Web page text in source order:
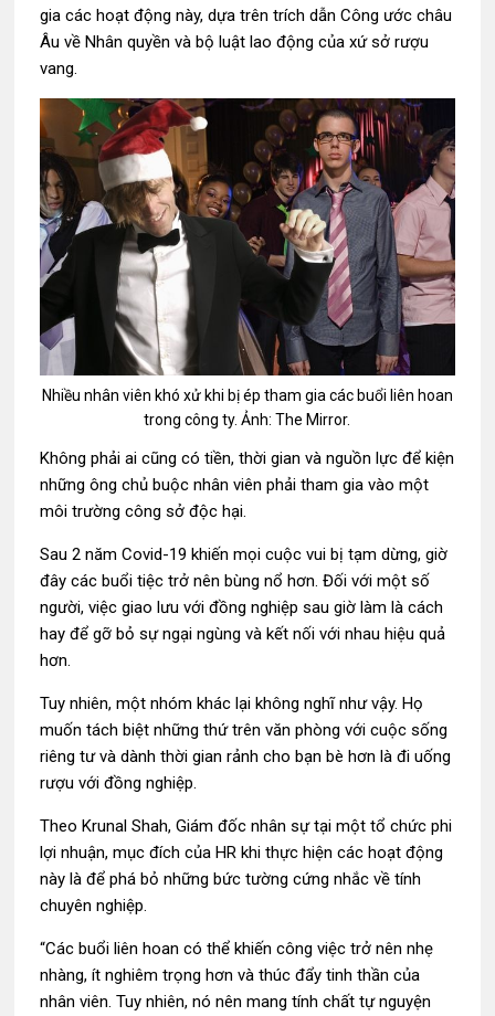
gia các hoạt động này, dựa trên trích dẫn Công ước châu
Âu về Nhân quyền và bộ luật lao động của xứ sở rượu
vang.
Nhiều nhân viên khó xử khi bị ép tham gia các buổi liên hoan
trong công ty. Ảnh: The Mirror.
Không phải ai cũng có tiền, thời gian và nguồn lực để kiện
những ông chủ buộc nhân viên phải tham gia vào một
môi trường công sở độc hại.
Sau 2 năm Covid-19 khiến mọi cuộc vui bị tạm dừng, giờ
đây các buổi tiệc trở nên bùng nổ hơn. Đối với một số
người, việc giao lưu với đồng nghiệp sau giờ làm là cách
hay để gỡ bỏ sự ngại ngùng và kết nối với nhau hiệu quả
hơn.
Tuy nhiên, một nhóm khác lại không nghĩ như vậy. Họ
muốn tách biệt những thứ trên văn phòng với cuộc sống
riêng tư và dành thời gian rảnh cho bạn bè hơn là đi uống
rượu với đồng nghiệp.
Theo Krunal Shah, Giám đốc nhân sự tại một tổ chức phi
lợi nhuận, mục đích của HR khi thực hiện các hoạt động
này là để phá bỏ những bức tường cứng nhắc về tính
chuyên nghiệp.
“Các buổi liên hoan có thể khiến công việc trở nên nhẹ
nhàng, ít nghiêm trọng hơn và thúc đẩy tinh thần của
nhân viên. Tuy nhiên, nó nên mang tính chất tự nguyện